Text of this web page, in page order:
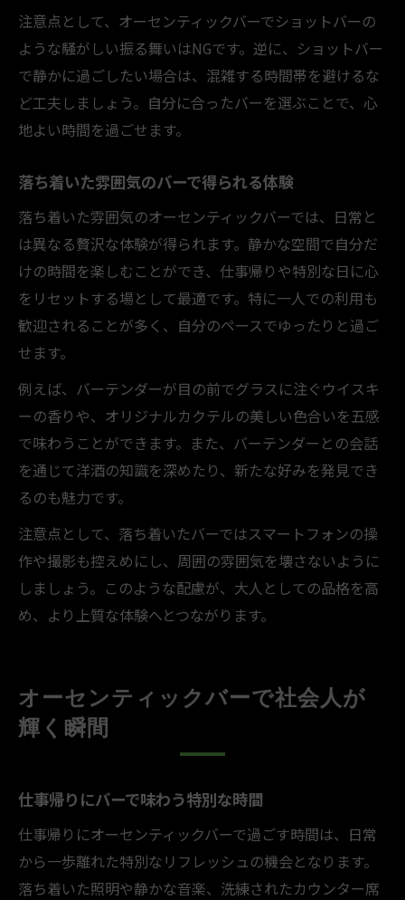
注意点として、オーセンティックバーでショットバーの
ような騒がしい振る舞いはNGです。逆に、ショットバー
で静かに過ごしたい場合は、混雑する時間帯を避けるな
ど工夫しましょう。自分に合ったバーを選ぶことで、心
地よい時間を過ごせます。
落ち着いた雰囲気のバーで得られる体験
落ち着いた雰囲気のオーセンティックバーでは、日常と
は異なる贅沢な体験が得られます。静かな空間で自分だ
けの時間を楽しむことができ、仕事帰りや特別な日に心
をリセットする場として最適です。特に一人での利用も
歓迎されることが多く、自分のペースでゆったりと過ご
せます。
例えば、バーテンダーが目の前でグラスに注ぐウイスキ
ーの香りや、オリジナルカクテルの美しい色合いを五感
で味わうことができます。また、バーテンダーとの会話
を通じて洋酒の知識を深めたり、新たな好みを発見でき
るのも魅力です。
注意点として、落ち着いたバーではスマートフォンの操
作や撮影も控えめにし、周囲の雰囲気を壊さないように
しましょう。このような配慮が、大人としての品格を高
め、より上質な体験へとつながります。
オーセンティックバーで社会人が
輝く瞬間
仕事帰りにバーで味わう特別な時間
仕事帰りにオーセンティックバーで過ごす時間は、日常
から一歩離れた特別なリフレッシュの機会となります。
落ち着いた照明や静かな音楽、洗練されたカウンター席